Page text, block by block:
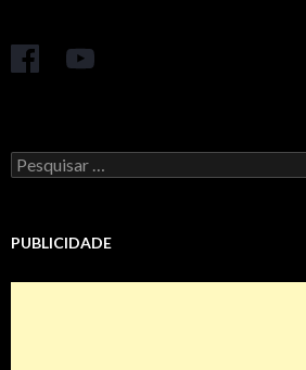
Pesquisar
por:
PUBLICIDADE